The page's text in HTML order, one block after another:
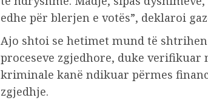
edhe për blerjen e votës”, deklaroi
Ajo shtoi se hetimet mund të
proceseve zgjedhore, duke verifikuar
kriminale kanë ndikuar përmes
zgjedhje.